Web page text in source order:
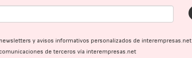
y avisos informativos personalizados de interempresas.net
de terceros vía interempresas.net